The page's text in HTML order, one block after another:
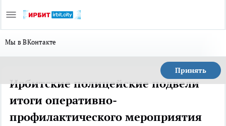
Мы в ВКонтакте
Принять
Ирбитские полицейские подвели
итоги оперативно-
профилактического мероприятия